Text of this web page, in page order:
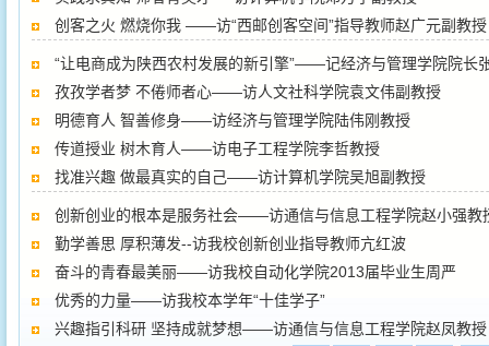
创客之火 燃烧你我 ——访“西邮创客空间”指导教师赵广元副教授
“让电商成为陕西农村发展的新引擎”——记经济与管理学院院长
孜孜学者梦 不倦师者心——访人文社科学院袁文伟副教授
明德育人 智善修身——访经济与管理学院陆伟刚教授
传道授业 树木育人——访电子工程学院李哲教授
找准兴趣 做最真实的自己——访计算机学院吴旭副教授
创新创业的根本是服务社会——访通信与信息工程学院赵小强教
勤学善思 厚积薄发--访我校创新创业指导教师亢红波
奋斗的青春最美丽——访我校自动化学院2013届毕业生周严
优秀的力量——访我校本学年“十佳学子”
兴趣指引科研 坚持成就梦想——访通信与信息工程学院赵凤教授